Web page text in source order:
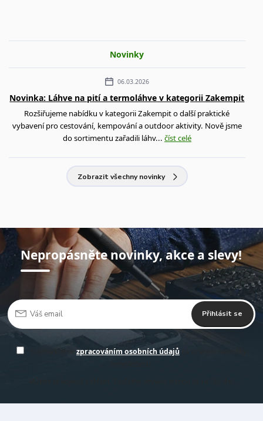
Novinky
06.03.2026
Novinka: Láhve na pití a termoláhve v kategorii Zakempit
Rozšiřujeme nabídku v kategorii Zakempit o další praktické
vybavení pro cestování, kempování a outdoor aktivity. Nově jsme
do sortimentu zařadili láhv... číst celé
Zobrazit všechny novinky
Nepropásněte novinky, akce a slevy!
Přihlásit se
zpracováním osobních údajů